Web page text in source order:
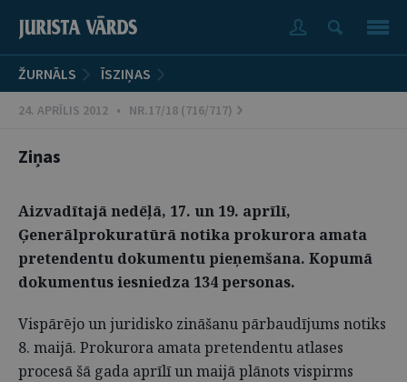
ŽURNĀLS ĪSZIŅAS
24. APRĪLIS 2012 • NR.17/18 (716/717)
Ziņas
Aizvadītajā nedēļā, 17. un 19. aprīlī,
Ģenerālprokuratūrā notika prokurora amata
pretendentu dokumentu pieņemšana. Kopumā
dokumentus iesniedza 134 personas.
Vispārējo un juridisko zināšanu pārbaudījums notiks
8. maijā. Prokurora amata pretendentu atlases
procesā šā gada aprīlī un maijā plānots vispirms